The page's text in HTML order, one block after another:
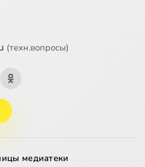
(техн.вопросы)
медиатеки